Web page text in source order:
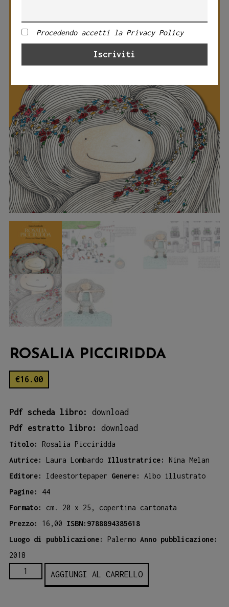
ROSALIA PICCIRIDDA
€16.00
Pdf scheda libro: download
Pdf estratto libro: download
Titolo: Rosalia Picciridda
Autrice: Laura Lombardo Illustratrice: Nina Melan
Editore: Ideestortepaper Genere: Albo illustrato
Pagine: 44
Formato: cm. 20 x 25, copertina cartonata
Prezzo: 16,00 ISBN:9788894385618
Luogo di pubblicazione: Palermo Anno pubblicazione:
2018
Rosalia
Picciridda
AGGIUNGI AL CARRELLO
Procedendo accetti la Privacy Policy